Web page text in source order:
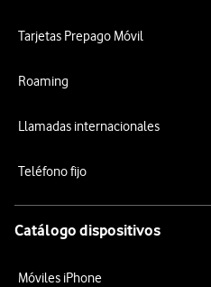
Tarjetas Prepago Móvil
Roaming
Llamadas internacionales
Teléfono fijo
Catálogo dispositivos
Móviles iPhone